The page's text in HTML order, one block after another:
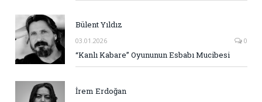
Bülent Yıldız
03.01.2026 0
“Kanlı Kabare” Oyununun Esbabı Mucibesi
İrem Erdoğan